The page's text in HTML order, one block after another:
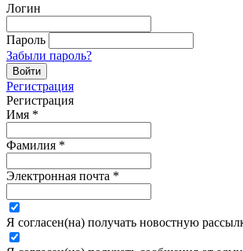
Логин
Пароль
Забыли пароль?
Регистрация
Регистрация
Имя *
Фамилия *
Электронная почта *
Я согласен(на) получать новостную